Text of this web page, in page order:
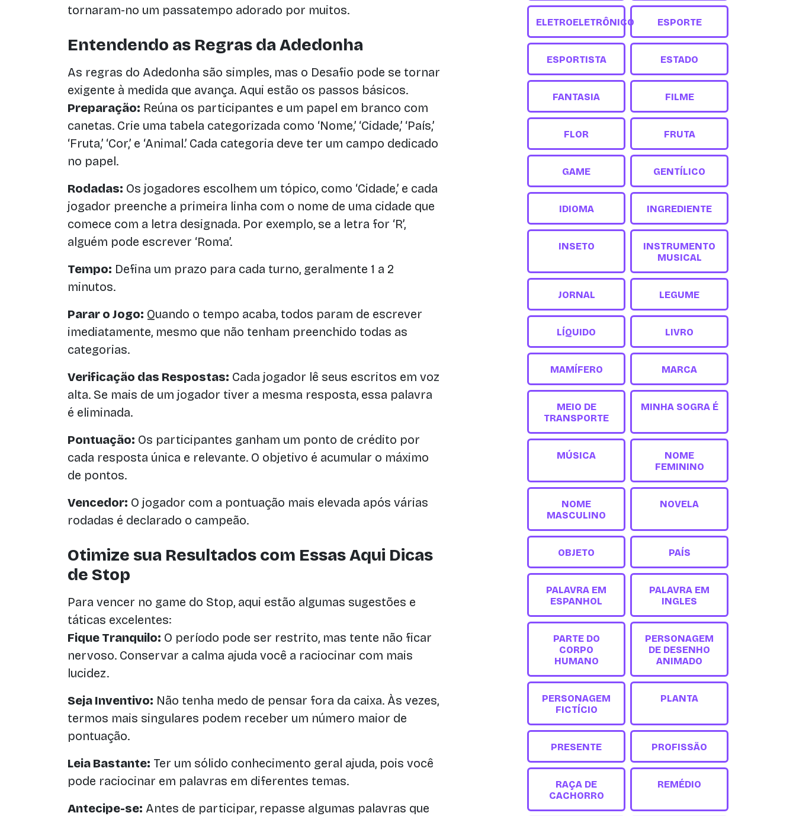
tornaram-no um passatempo adorado por muitos.
Entendendo as Regras da Adedonha
As regras do Adedonha são simples, mas o Desafio pode se tornar
exigente à medida que avança. Aqui estão os passos básicos.
Preparação: Reúna os participantes e um papel em branco com
canetas. Crie uma tabela categorizada como ‘Nome,’ ‘Cidade,’ ‘País,’
‘Fruta,’ ‘Cor,’ e ‘Animal.’ Cada categoria deve ter um campo dedicado
no papel.
Rodadas: Os jogadores escolhem um tópico, como ‘Cidade,’ e cada
jogador preenche a primeira linha com o nome de uma cidade que
comece com a letra designada. Por exemplo, se a letra for ‘R’,
alguém pode escrever ‘Roma’.
Tempo: Defina um prazo para cada turno, geralmente 1 a 2
minutos.
Parar o Jogo: Quando o tempo acaba, todos param de escrever
imediatamente, mesmo que não tenham preenchido todas as
categorias.
Verificação das Respostas: Cada jogador lê seus escritos em voz
alta. Se mais de um jogador tiver a mesma resposta, essa palavra
é eliminada.
Pontuação: Os participantes ganham um ponto de crédito por
cada resposta única e relevante. O objetivo é acumular o máximo
de pontos.
Vencedor: O jogador com a pontuação mais elevada após várias
rodadas é declarado o campeão.
Otimize sua Resultados com Essas Aqui Dicas
de Stop
Para vencer no game do Stop, aqui estão algumas sugestões e
táticas excelentes:
Fique Tranquilo: O período pode ser restrito, mas tente não ficar
nervoso. Conservar a calma ajuda você a raciocinar com mais
lucidez.
Seja Inventivo: Não tenha medo de pensar fora da caixa. Às vezes,
termos mais singulares podem receber um número maior de
pontuação.
Leia Bastante: Ter um sólido conhecimento geral ajuda, pois você
pode raciocinar em palavras em diferentes temas.
Antecipe-se: Antes de participar, repasse algumas palavras que
ELETROELETRÔNICO ESPORTE
ESPORTISTA ESTADO
FANTASIA FILME
FLOR FRUTA
GAME GENTÍLICO
IDIOMA INGREDIENTE
INSETO
INSTRUMENTO
MUSICAL
JORNAL LEGUME
LÍQUIDO LIVRO
MAMÍFERO MARCA
MEIO DE
TRANSPORTE
MINHA SOGRA É
MÚSICA
NOME
FEMININO
NOME
MASCULINO
NOVELA
OBJETO PAÍS
PALAVRA EM
ESPANHOL
PALAVRA EM
INGLES
PARTE DO
CORPO
HUMANO
PERSONAGEM
DE DESENHO
ANIMADO
PERSONAGEM
FICTÍCIO
PLANTA
PRESENTE PROFISSÃO
RAÇA DE
CACHORRO
REMÉDIO